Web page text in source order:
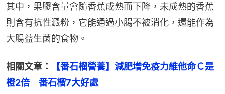
其中，果膠含量會隨香蕉成熟而下降，未成熟的香蕉
則含有抗性澱粉，它能通過小腸不被消化，還能作為
大腸益生菌的食物。
相關文章：
【番石榴營養】減肥增免疫力維他命Ｃ是
橙2倍　番石榴7大好處